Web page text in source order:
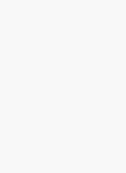
nhưng dễ phát